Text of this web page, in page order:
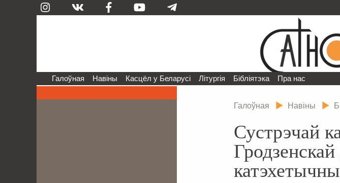
Галоўная Навіны Касцёл у Беларусі Літургія Бібліятэка Пра нас
Галоўная Навіны
Сустрэчай